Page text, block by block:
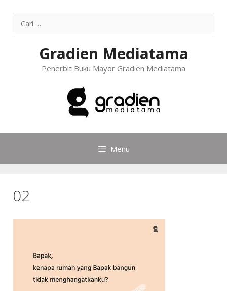
Gradien Mediatama
Penerbit Buku Mayor Gradien Mediatama
Menu
02